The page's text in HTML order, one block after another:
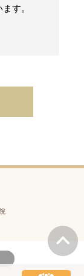
す。
すく説明
ます。
にあるの
できるセ
て頂ける
しみで
ってい
大切な事
いて、と
。